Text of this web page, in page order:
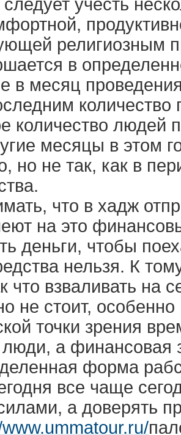
следует учесть
религиозным
в
в месяц
количество людей
месяцы в этом
но не так, как в
что в хадж
на это
деньги, чтобы
нельзя. К
что взваливать на
не стоит,
точки зрения
а финансовая
форма
все чаще
а доверять